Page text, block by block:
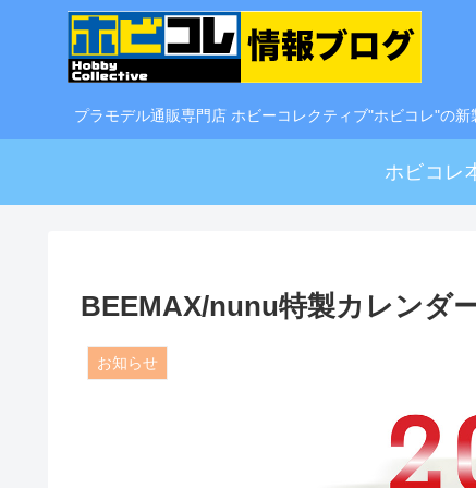
プラモデル通販専門店 ホビーコレクティブ"ホビコレ"の
ホビコレ
BEEMAX/nunu特製カレンダ
お知らせ